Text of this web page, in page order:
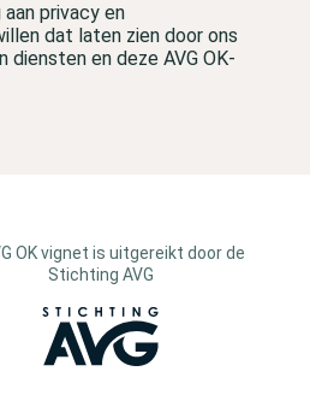
privacy en
dat laten zien door ons
diensten en deze AVG OK-
OK vignet is uitgereikt door de
Stichting AVG